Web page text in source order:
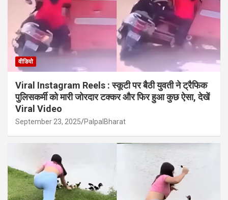
वीडियो
Viral Instagram Reels : स्कूटी पर बैठी युवती ने ट्रैफिक
पुलिसकर्मी को मारी जोरदार टक्कर और फिर हुआ कुछ ऐसा, देखें
Viral Video
September 23, 2025 PalpalBharat